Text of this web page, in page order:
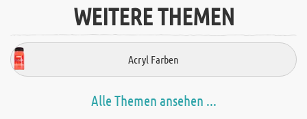
WEITERE THEMEN
Acryl Farben
Alle Themen ansehen ...